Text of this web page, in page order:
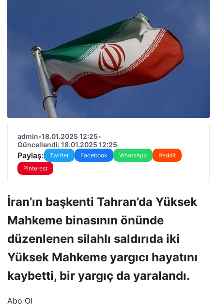
admin•18.01.2025 12:25•
Güncellendi: 18.01.2025 12:25
Paylaş: Twitter Facebook WhatsApp
Reddit
Pinterest
İran’ın başkenti Tahran’da Yüksek
Mahkeme binasının önünde
düzenlenen silahlı saldırıda iki
Yüksek Mahkeme yargıcı hayatını
kaybetti, bir yargıç da yaralandı.
Abo Ol